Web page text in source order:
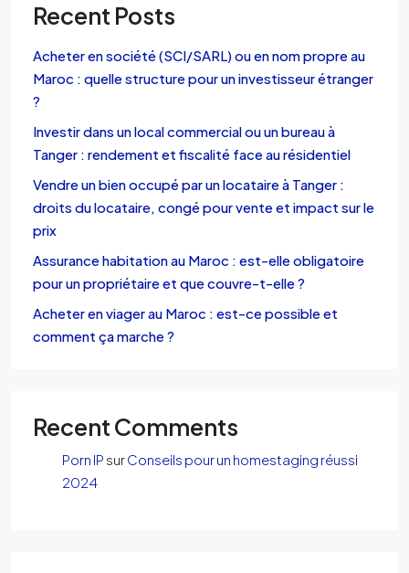
Recent Posts
Acheter en société (SCI/SARL) ou en nom propre au
Maroc : quelle structure pour un investisseur étranger
?
Investir dans un local commercial ou un bureau à
Tanger : rendement et fiscalité face au résidentiel
Vendre un bien occupé par un locataire à Tanger :
droits du locataire, congé pour vente et impact sur le
prix
Assurance habitation au Maroc : est-elle obligatoire
pour un propriétaire et que couvre-t-elle ?
Acheter en viager au Maroc : est-ce possible et
comment ça marche ?
Recent Comments
Porn IP surConseils pour un homestaging réussi
2024